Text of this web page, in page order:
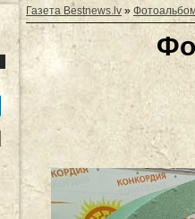
Газета Bestnews.lv»